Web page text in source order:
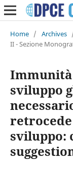
Home / Archives
II - Sezione
Immunità
sviluppo
sviluppo: